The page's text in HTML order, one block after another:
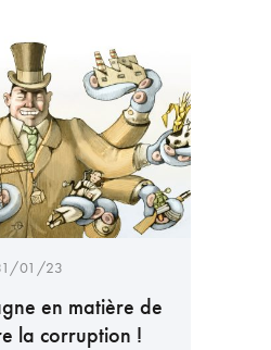
01/23
en matière de
la corruption !